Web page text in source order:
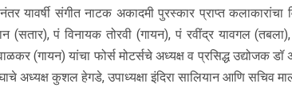
यावर्षी संगीत नाटक अकादमी पुरस्कार प्राप्त
(सतार), पं विनायक तोरवी (गायन), पं रवींद्र यावगल
(गायन) यांचा फोर्स मोटर्सचे अध्यक्ष व प्रसिद्ध उद्योजक
अध्यक्ष कुशल हेगडे, उपाध्यक्षा इंदिरा सालियान आणि सचिव